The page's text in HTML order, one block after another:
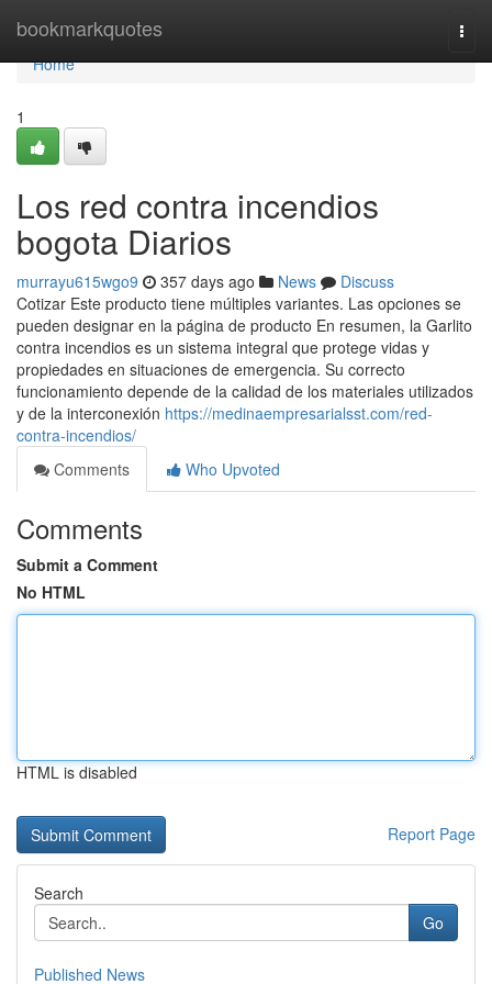
bookmarkquotes
Home
Home
1
Los red contra incendios
bogota Diarios
murrayu615wgo9 357 days ago News
Discuss
Cotizar Este producto tiene múltiples variantes. Las opciones se
pueden designar en la página de producto En resumen, la Garlito
contra incendios es un sistema integral que protege vidas y
propiedades en situaciones de emergencia. Su correcto
funcionamiento depende de la calidad de los materiales utilizados
y de la interconexión https://medinaempresarialsst.com/red-
contra-incendios/
Comments
Who Upvoted
Comments
Submit a Comment
No HTML
HTML is disabled
Report Page
Search
Go
Published News